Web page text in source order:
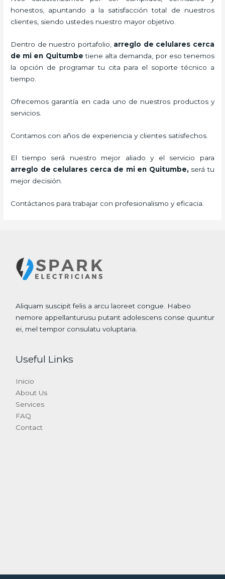
honestos, apuntando a la satisfacción total de nuestros
clientes, siendo ustedes nuestro mayor objetivo.
Dentro de nuestro portafolio, arreglo de celulares cerca
de mi en Quitumbe tiene alta demanda, por eso tenemos
la opción de programar tu cita para el soporte técnico a
tiempo.
Ofrecemos garantía en cada uno de nuestros productos y
servicios.
Contamos con años de experiencia y clientes satisfechos.
El tiempo será nuestro mejor aliado y el servicio para
arreglo de celulares cerca de mien Quitumbe, será tu
mejor decisión.
Contáctanos para trabajar con profesionalismo y eficacia.
Aliquam suscipit felis a arcu laoreet congue. Habeo
nemore appellanturusu putant adolescens conse quuntur
ei, mel tempor consulatu voluptaria.
Useful Links
Inicio
About Us
Services
FAQ
Contact